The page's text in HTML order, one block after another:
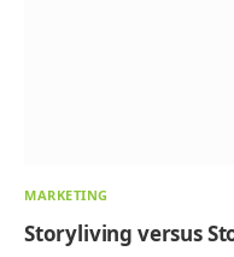
MARKETING
Storyliving versus